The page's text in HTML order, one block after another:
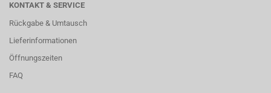
KONTAKT & SERVICE
Rückgabe & Umtausch
Lieferinformationen
Öffnungszeiten
FAQ